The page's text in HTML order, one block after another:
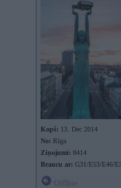
Kopš: 13. Dec 2014
No: Rīga
Ziņojumi: 8414
Braucu ar: G31/E53/E46/